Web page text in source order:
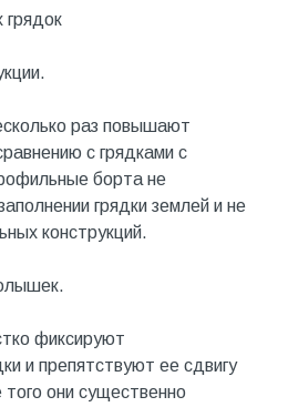
раз повышают
с грядками с
борта не
грядки землей и не
конструкций.
фиксируют
и препятствуют ее сдвигу
они существенно